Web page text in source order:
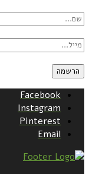
Facebook
Instagram
Pinterest
Email